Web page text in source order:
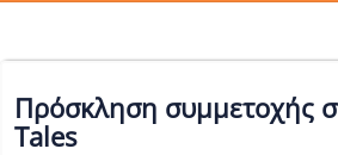
ΣΥΜΒΟΥΛΙΑ
ΕΥΡΩΠΑΪΚΑ ΠΡΟΓΡΑΜΜΑΤΑ
Πρόσκληση συμμετοχής
Tales